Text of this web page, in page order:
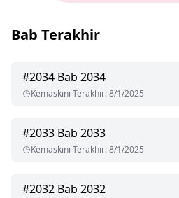
Bab Terakhir
#2034 Bab 2034
Kemaskini Terakhir:8/1/2025
#2033 Bab 2033
Kemaskini Terakhir:8/1/2025
#2032 Bab 2032